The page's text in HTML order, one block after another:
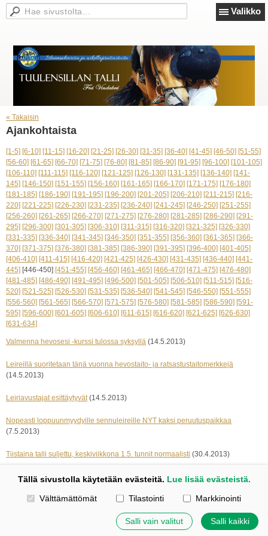
Valikko
« Takaisin
Ajankohtaista
[1-5] [6-10] [11-15] [16-20] [21-25] [26-30] [31-35] [36-40] [41-45] [46-50] [51-55]
[56-60] [61-65] [66-70] [71-75] [76-80] [81-85] [86-90] [91-95] [96-100] [101-105]
[106-110] [111-115] [116-120] [121-125] [126-130] [131-135] [136-140] [141-
145] [146-150] [151-155] [156-160] [161-165] [166-170] [171-175] [176-180]
[181-185] [186-190] [191-195] [196-200] [201-205] [206-210] [211-215] [216-
220] [221-225] [226-230] [231-235] [236-240] [241-245] [246-250] [251-255]
[256-260] [261-265] [266-270] [271-275] [276-280] [281-285] [286-290] [291-
295] [296-300] [301-305] [306-310] [311-315] [316-320] [321-325] [326-330]
[331-335] [336-340] [341-345] [346-350] [351-355] [356-360] [361-365] [366-
370] [371-375] [376-380] [381-385] [386-390] [391-395] [396-400] [401-405]
[406-410] [411-415] [416-420] [421-425] [426-430] [431-435] [436-440] [441-
445] [446-450] [451-455] [456-460] [461-465] [466-470] [471-475] [476-480]
[481-485] [486-490] [491-495] [496-500] [501-505] [506-510] [511-515] [516-
520] [521-525] [526-530] [531-535] [536-540] [541-545] [546-550] [551-555]
[556-560] [561-565] [566-570] [571-575] [576-580] [581-585] [586-590] [591-
595] [596-600] [601-605] [606-610] [611-615] [616-620] [621-625] [626-630]
[631-634]
Valmenna hevosesi -kurssi tulossa syksyllä (14.5.2013)
Leireillä suoritetaan tänä vuonna hevostaito- ja ratsastustaitomerkkejä
(14.5.2013)
Leiriavustajat esittäytyvät (14.5.2013)
Nopeasti loppuunmyydyille sennuleireille NYT kaksi peruutuspaikkaa
(7.5.2013)
Tiistaina talli suljettu, keskiviikkona 1.5. tunnit normaalisti (30.4.2013)
« edelliset 5 seuraavat 5 »
Evästeet
Tällä sivustolla käytetään evästeitä. Lue lisää evästeistä.
Valitse käytettävät evästeet
Välttämättömät Tilastointi Markkinointi
Salli vain valitut Salli kaikki